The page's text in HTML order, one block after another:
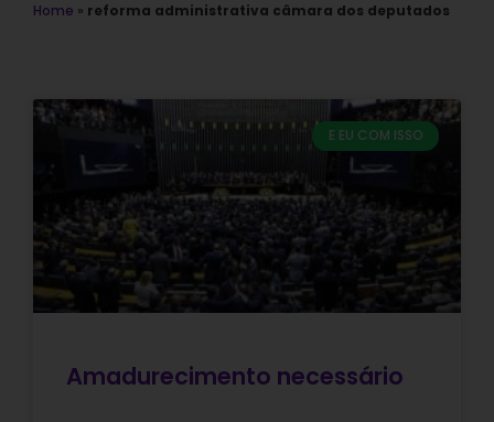
Home » reforma administrativa câmara dos deputados
E EU COM ISSO
Amadurecimento necessário